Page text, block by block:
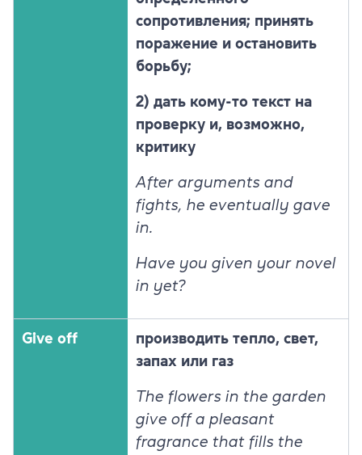
сопротивления; принять
поражение и остановить
борьбу;
2) дать кому-то текст на
проверку и, возможно,
критику
After arguments and
fights, he eventually gave
in.
Have you given your novel
in yet?
Give off
производить тепло, свет,
запах или газ
The flowers in the garden
give off a pleasant
fragrance that fills the